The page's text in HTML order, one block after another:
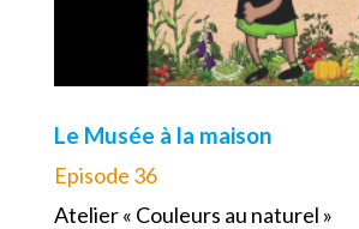
Le Musée à la maison
Episode 36
Atelier « Couleurs au naturel »